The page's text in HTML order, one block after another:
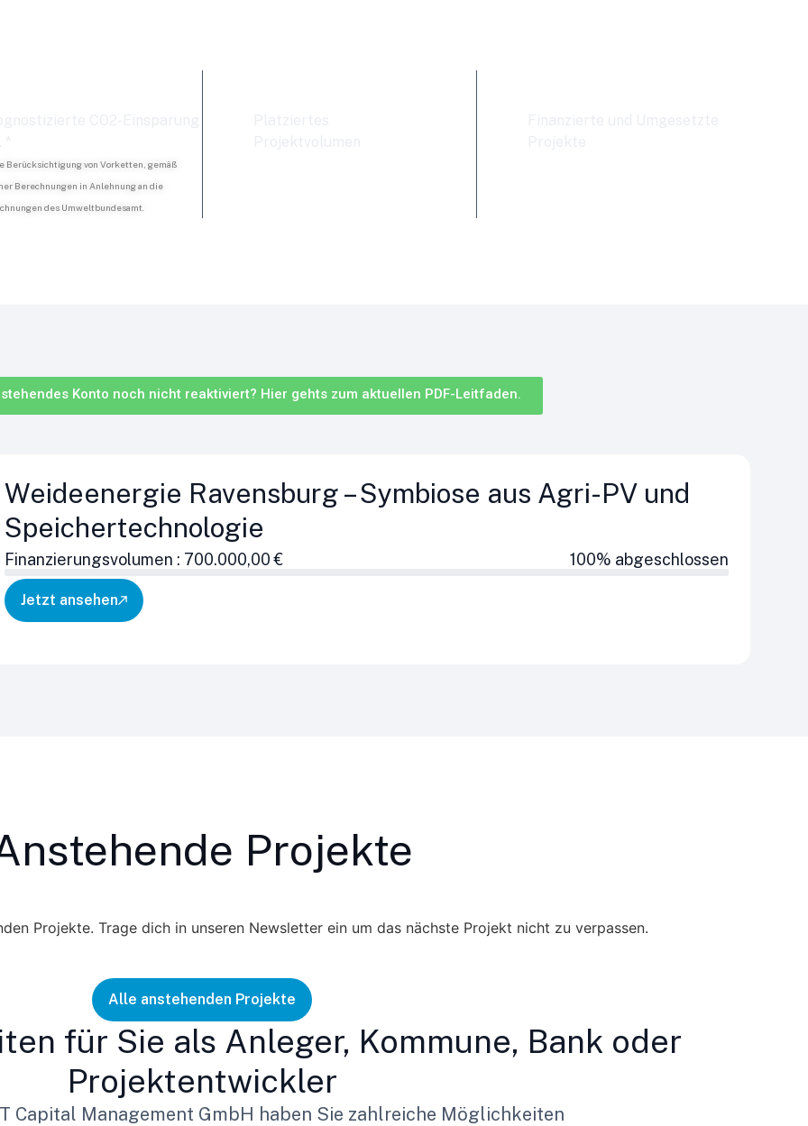
Berücksichtigung von Vorketten, gemäß
Berechnungen in Anlehnung an die
des Umweltbundesamt.
Konto noch nicht reaktiviert? Hier gehts zum aktuellen PDF-Leitfaden.
Weideenergie Ravensburg – Symbiose aus Agri-PV und
Speichertechnologie
Finanzierungsvolumen : 700.000,00 € 100% abgeschlossen
Jetzt ansehen
Projekte
Projekte. Trage dich in unseren Newsletter ein um das nächste Projekt nicht zu verpassen.
Alle anstehenden Projekte
für Sie als Anleger, Kommune, Bank oder
Projektentwickler
Capital Management GmbH haben Sie zahlreiche Möglichkeiten